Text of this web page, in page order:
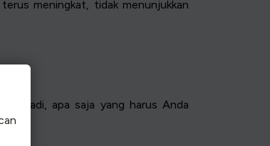
meningkat, tidak menunjukkan
Jadi, apa saja yang harus Anda